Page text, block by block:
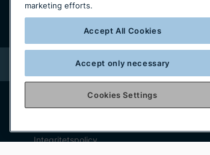
Leverantörskod
Katalogmaterial
Copyright © 2025 J&B Maskinteknik AB
Integritetspolicy
marketing efforts.
Accept All Cookies
Accept only necessary
Cookies Settings